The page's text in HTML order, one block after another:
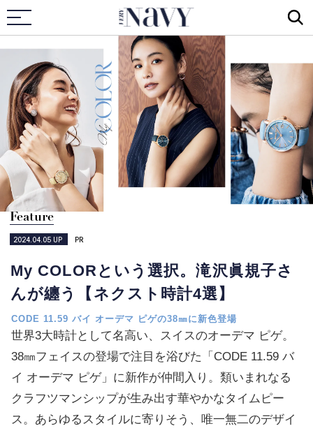
VERY NAVY
Feature
2024.04.05 UP PR
My COLORという選択。滝沢眞規子さ
んが纏う【ネクスト時計4選】
CODE 11.59 バイ オーデマ ピゲの38㎜に新色登場
世界3大時計として名高い、スイスのオーデマ ピゲ。
38㎜フェイスの登場で注目を浴びた「CODE 11.59 バ
イ オーデマ ピゲ」に新作が仲間入り。類いまれなる
クラフツマンシップが生み出す華やかなタイムピー
ス。あらゆるスタイルに寄りそう、唯一無二のデザイ